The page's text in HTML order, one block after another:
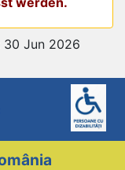
30 Jun 2026